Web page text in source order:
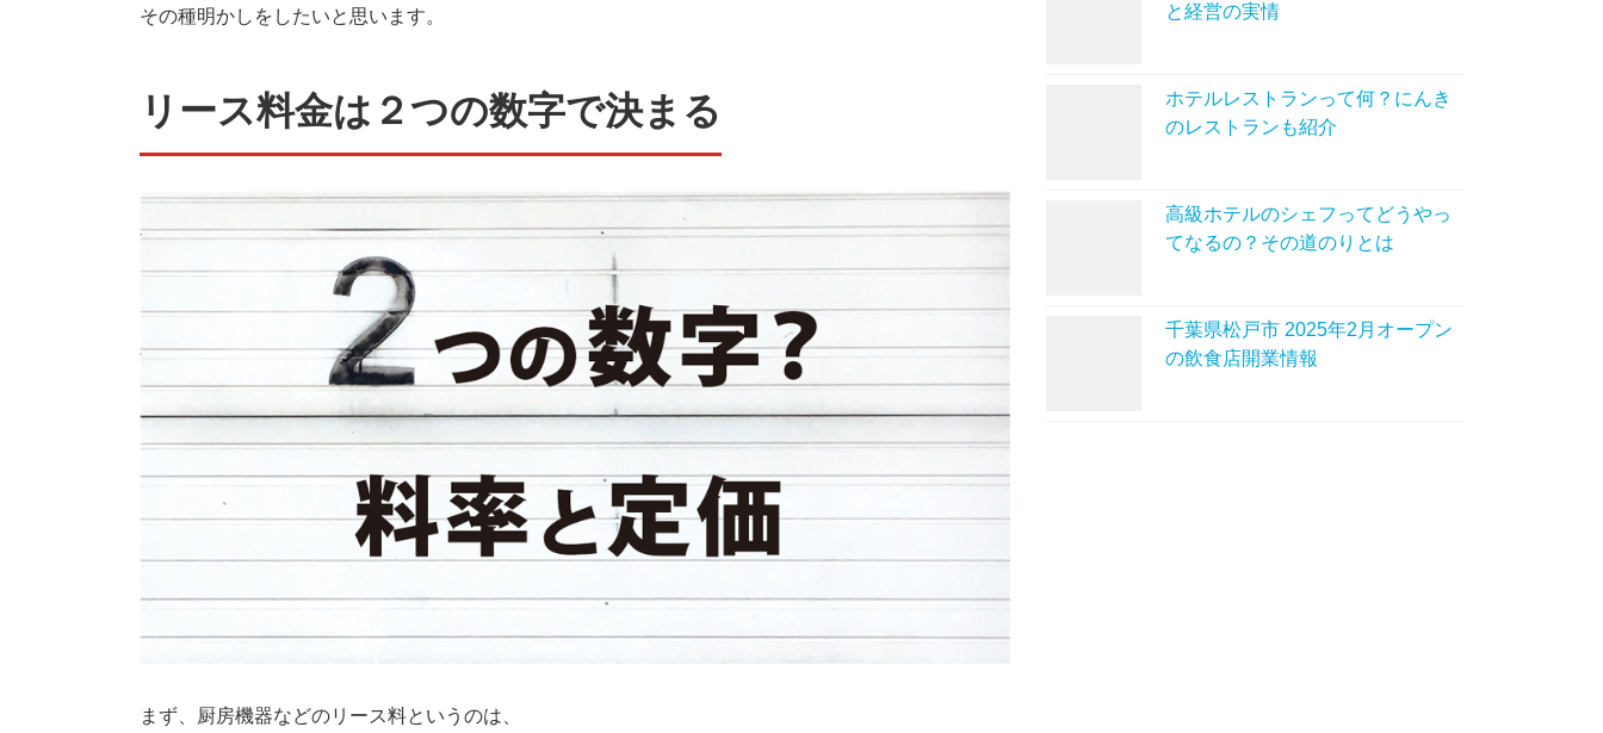
その種明かしをしたいと思います。
リース料金は２つの数字で決まる
まず、厨房機器などのリース料というのは、
と経営の実情
ホテルレストランって何？にんき
のレストランも紹介
高級ホテルのシェフってどうやっ
てなるの？その道のりとは
千葉県松戸市 2025年2月オープン
の飲食店開業情報